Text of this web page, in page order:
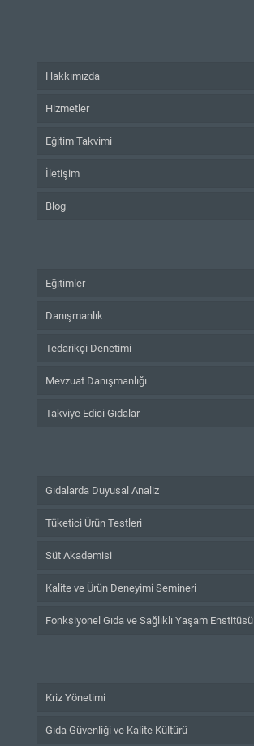
Hakkımızda
Hizmetler
Eğitim Takvimi
İletişim
Blog
Eğitimler
Danışmanlık
Tedarikçi Denetimi
Mevzuat Danışmanlığı
Takviye Edici Gıdalar
Gıdalarda Duyusal Analiz
Tüketici Ürün Testleri
Süt Akademisi
Kalite ve Ürün Deneyimi Semineri
Fonksiyonel Gıda ve Sağlıklı Yaşam Enstitüsü
Kriz Yönetimi
Gıda Güvenliği ve Kalite Kültürü